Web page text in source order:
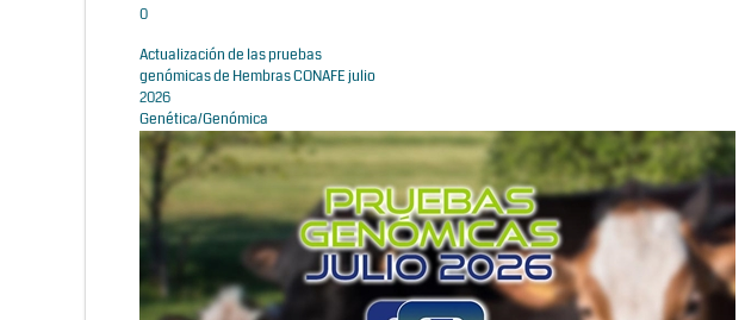
0
Actualización de las pruebas
genómicas de Hembras CONAFE julio
2026
Genética/Genómica